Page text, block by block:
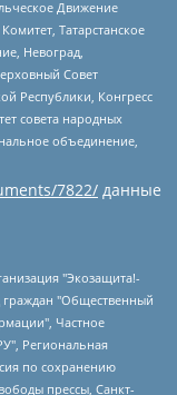
Движение
Татарстанское
Невоград,
Совет
Республики, Конгресс
совета народных
объединение,
7822/ данные
"Выход", Инициативная группа ЛГБТ+ "Реверс", Алексеев Андрей Викторович, Бекбулатова Таисия Львовна, Беляев Иван Михайлович, Владыкина Елена Сергеевна, Гельман Марат Александрович, Никульшина Вероника Юрьевна, Толоконникова Надежда Андреевна, Шендерович Виктор Анатольевич, Общество с ограниченной ответственностью "Данное сообщение", Общество с ограниченной ответственностью Издательский дом "Новая глава", Айнбиндер Александра Александровна, Московский комьюнити-центр для ЛГБТ+инициатив, Благотворительный фонд развития филантропии, Deutsche Welle (Германия, Kurt-Schumacher-Strasse 3, 53113 Bonn), Борзунова Мария Михайловна, Воробьев Виктор Викторович, Голубева Анна Львовна, Константинова Алла Михайловна, Малкова Ирина Владимировна, Мурадов Мурад Абдулгалимович, Осетинская Елизавета Николаевна, Понасенков Евгений Николаевич, Ганапольский Матвей Юрьевич, Киселев Евгений Алексеевич, Борухович Ирина Григорьевна, Дремин Иван Тимофеевич, Дубровский Дмитрий Викторович, Красноярская региональная общественная организация поддержки и развития альтернативных образовательных технологий и межкультурных коммуникаций "ИНТЕРРА", Маяковская Екатерина Алексеевна, Фейгин Марк Захарович, Филимонов Андрей Викторович, Дзугкоева Регина Николаевна, Доброхотов Роман Александрович, Дудь Юрий Александрович, Елкин Сергей Владимирович, Кругликов Кирилл Игоревич, Сабунаева Мария Леонидовна, Семенов Алексей Владимирович, Шаинян Карен Багратович, Шульман Екатерина Михайловна, Асафьев Артур Валерьевич, Вахштайн Виктор Семенович, Венедиктов Алексей Алексеевич, Лушникова Екатерина Евгеньевна, Волков Леонид Михайлович, Невзоров Александр Глебович, Пархоменко Сергей Борисович, Сироткин Ярослав Николаевич, Кара-Мурза Владимир Владимирович, Баранова Наталья Владимировна, Гозман Леонид Яковлевич, Кагарлицкий Борис Юльевич, Климарев Михаил Валерьевич, Милов Владимир Станиславович, Автономная некоммерческая организация Краснодарский центр современного искусства "Типография", Моргенштерн Алишер Тагирович, Соболь Любовь Эдуардовна, Общество с ограниченной ответственностью "ЛИЗА НОРМ", Каспаров Гарри Кимович, Ходорковский Михаил Борисович, Общество с ограниченной ответственностью "Апрельские тезисы", Данилович Ирина Брониславовна, Кашин Олег Владимирович, Петров Николай Владимирович, Пивоваров Алексей Владимирович, Соколов Михаил Владимирович, Цветкова Юлия Владимировна, Чичваркин Евгений Александрович, Комитет против пыток/Команда против пыток, Общество с ограниченной ответственностью "Первый научный", Общество с ограниченной ответственностью "Вертолет и ко", Белоцерковская Вероника Борисовна, Кац Максим Евгеньевич, Лазарева Татьяна Юрьевна, Шаведдинов Руслан Табризович, Яшин Илья Валерьевич, Общество с ограниченной ответственностью "Иноагент ААВ", Алешковский Дмитрий Петрович, Альбац Евгения Марковна, Быков Дмитрий Львович, Галямина Юлия Евгеньевна, Лойко Сергей Леонидович, Мартынов Кирилл Константинович, Медведев Сергей Александрович, Крашенинников Федор Геннадиевич, Гордеева Катерина Вл